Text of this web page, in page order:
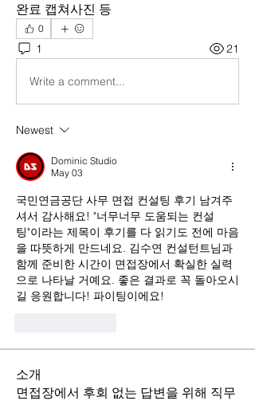
완료 캡쳐사진 등
0
1 21
Write a comment...
Newest
Dominic Studio
May 03
국민연금공단 사무 면접 컨설팅 후기 남겨주
셔서 감사해요! "너무너무 도움되는 컨설
팅"이라는 제목이 후기를 다 읽기도 전에 마음
을 따뜻하게 만드네요. 김수연 컨설턴트님과
함께 준비한 시간이 면접장에서 확실한 실력
으로 나타날 거예요. 좋은 결과로 꼭 돌아오시
길 응원합니다! 파이팅이에요!
소개
면접장에서 후회 없는 답변을 위해 직무